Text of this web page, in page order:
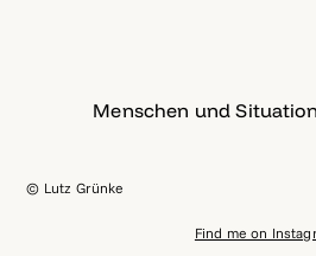
Menschen und
© Lutz Grünke
Find me on